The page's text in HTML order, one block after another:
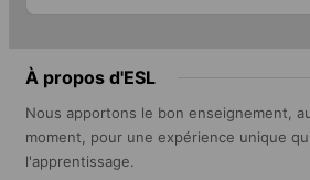
À propos d'ESL
Nous apportons le bon enseignement,
moment, pour une expérience unique
l'apprentissage.